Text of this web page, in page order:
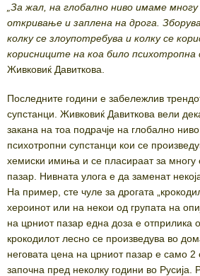
„За жал, на глобално ниво имаме
откривање и заплена на дрога.
колку се злоупотребува и колку се
корисниците на коа било психотропна
Живковиќ Давиткова.
Последните години е забележлив
супстанци. Живковиќ Давиткова вели
закана на тоа подрачје на глобално
психотропни супстанци кои се
хемиски имиња и се пласираат за многу
пазар. Нивната улога е да заменат
На пример, сте чуле за дрогата
хероинот или на некои од групата на
на црниот пазар една доза е отприлика
крокодилот лесно се произведува во
неговата цена на црниот пазар е само 2
започна пред неколку години во Русија.